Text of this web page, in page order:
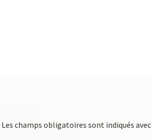
Les champs obligatoires sont indiqués avec